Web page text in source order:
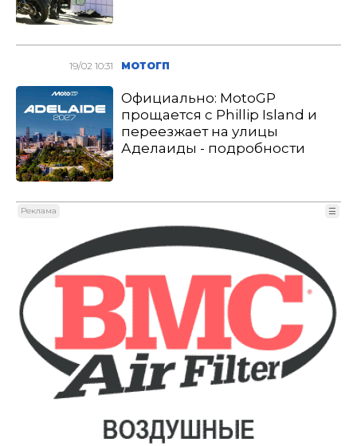
19/02 10:31 МОТОГП
Официально: MotoGP
прощается с Phillip Island и
переезжает на улицы
Аделаиды - подробности
Реклама ☰